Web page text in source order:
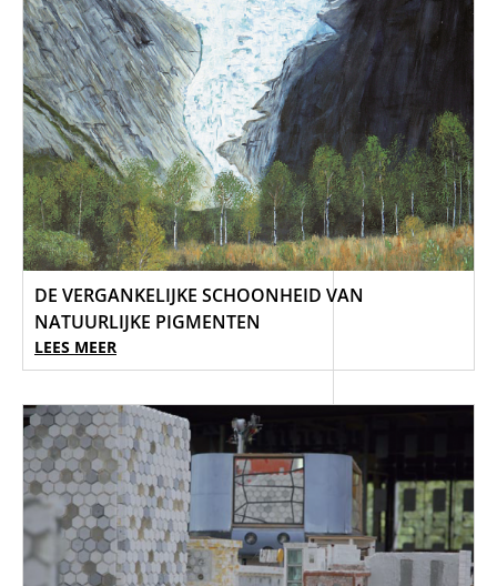
DE VERGANKELIJKE SCHOONHEID VAN
NATUURLIJKE PIGMENTEN
LEES MEER